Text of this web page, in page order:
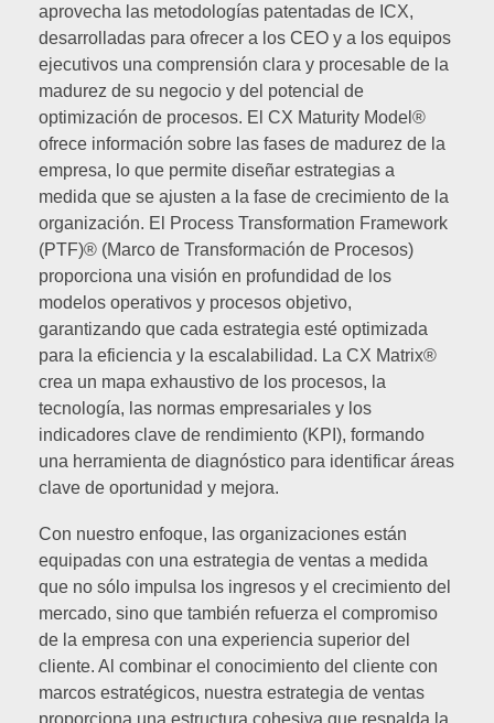
aprovecha las metodologías patentadas de ICX,
desarrolladas para ofrecer a los CEO y a los equipos
ejecutivos una comprensión clara y procesable de la
madurez de su negocio y del potencial de
optimización de procesos. El CX Maturity Model®
ofrece información sobre las fases de madurez de la
empresa, lo que permite diseñar estrategias a
medida que se ajusten a la fase de crecimiento de la
organización. El Process Transformation Framework
(PTF)® (Marco de Transformación de Procesos)
proporciona una visión en profundidad de los
modelos operativos y procesos objetivo,
garantizando que cada estrategia esté optimizada
para la eficiencia y la escalabilidad. La CX Matrix®
crea un mapa exhaustivo de los procesos, la
tecnología, las normas empresariales y los
indicadores clave de rendimiento (KPI), formando
una herramienta de diagnóstico para identificar áreas
clave de oportunidad y mejora.
Con nuestro enfoque, las organizaciones están
equipadas con una estrategia de ventas a medida
que no sólo impulsa los ingresos y el crecimiento del
mercado, sino que también refuerza el compromiso
de la empresa con una experiencia superior del
cliente. Al combinar el conocimiento del cliente con
marcos estratégicos, nuestra estrategia de ventas
proporciona una estructura cohesiva que respalda la